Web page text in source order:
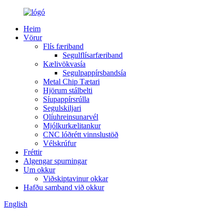
Heim
Vörur
Flís færiband
Segulflísarfæriband
Kælivökvasía
Segulpappírsbandsía
Metal Chip Tætari
Hjörum stálbelti
Síupappírsrúlla
Segulskiljari
Olíuhreinsunarvél
Mjólkurkælitankur
CNC lóðrétt vinnslustöð
Vélskrúfur
Fréttir
Algengar spurningar
Um okkur
Viðskiptavinur okkar
Hafðu samband við okkur
English